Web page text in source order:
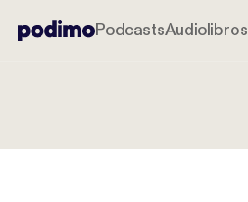
PodcastsAudiolibros